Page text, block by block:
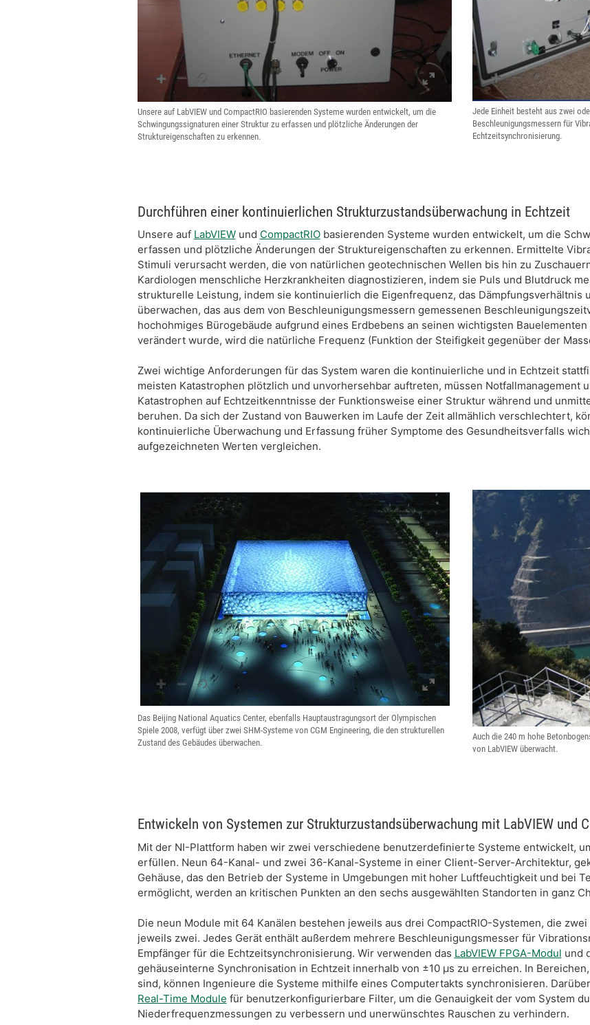
Unsere auf LabVIEW und CompactRIO basierenden Systeme wurden entwickelt, um die
Schwingungssignaturen einer Struktur zu erfassen und plötzliche Änderungen der
Struktureigenschaften zu erkennen.
Jede Einheit besteht aus zwei
Beschleunigungsmessern für
Echtzeitsynchronisierung.
Durchführen einer kontinuierlichen Strukturzustandsüberwachung in Echtzeit
Unsere auf LabVIEWund CompactRIObasierenden Systeme wurden entwickelt, um die
erfassen und plötzliche Änderungen der Struktureigenschaften zu erkennen. Ermittelte
Stimuli verursacht werden, die von natürlichen geotechnischen Wellen bis hin zu
Kardiologen menschliche Herzkrankheiten diagnostizieren, indem sie Puls und Blutdruck
strukturelle Leistung, indem sie kontinuierlich die Eigenfrequenz, das Dämpfungsverhältnis
überwachen, das aus dem von Beschleunigungsmessern gemessenen
hochohmiges Bürogebäude aufgrund eines Erdbebens an seinen wichtigsten
verändert wurde, wird die natürliche Frequenz (Funktion der Steifigkeit gegenüber der
Zwei wichtige Anforderungen für das System waren die kontinuierliche und in Echtzeit
meisten Katastrophen plötzlich und unvorhersehbar auftreten, müssen Notfallmanagement
Katastrophen auf Echtzeitkenntnisse der Funktionsweise einer Struktur während und
beruhen. Da sich der Zustand von Bauwerken im Laufe der Zeit allmählich verschlechtert,
kontinuierliche Überwachung und Erfassung früher Symptome des Gesundheitsverfalls
aufgezeichneten Werten vergleichen.
Das Beijing National Aquatics Center, ebenfalls Hauptaustragungsort der Olympischen
Spiele 2008, verfügt über zwei SHM-Systeme von CGM Engineering, die den strukturellen
Zustand des Gebäudes überwachen.
Auch die 240 m hohe
von LabVIEW überwacht.
Entwickeln von Systemen zur Strukturzustandsüberwachung mit LabVIEW und
Mit der NI-Plattform haben wir zwei verschiedene benutzerdefinierte Systeme entwickelt,
erfüllen. Neun 64-Kanal- und zwei 36-Kanal-Systeme in einer Client-Server-Architektur,
Gehäuse, das den Betrieb der Systeme in Umgebungen mit hoher Luftfeuchtigkeit und bei
ermöglicht, werden an kritischen Punkten an den sechs ausgewählten Standorten in ganz
Die neun Module mit 64 Kanälen bestehen jeweils aus drei CompactRIO-Systemen, die
jeweils zwei. Jedes Gerät enthält außerdem mehrere Beschleunigungsmesser für
Empfänger für die Echtzeitsynchronisierung. Wir verwenden das LabVIEW FPGA-Modul und
gehäuseinterne Synchronisation in Echtzeit innerhalb von ±10 µs zu erreichen. In
sind, können Ingenieure die Systeme mithilfe eines Computertakts synchronisieren.
Real-Time Module für benutzerkonfigurierbare Filter, um die Genauigkeit der vom System
Niederfrequenzmessungen zu verbessern und unerwünschtes Rauschen zu verhindern.